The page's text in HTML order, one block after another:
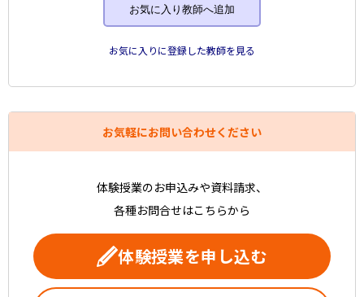
お気に入り教師へ追加
お気に入りに登録した教師を見る
お気軽にお問い合わせください
体験授業のお申込みや資料請求、
各種お問合せはこちらから
体験授業を申し込む